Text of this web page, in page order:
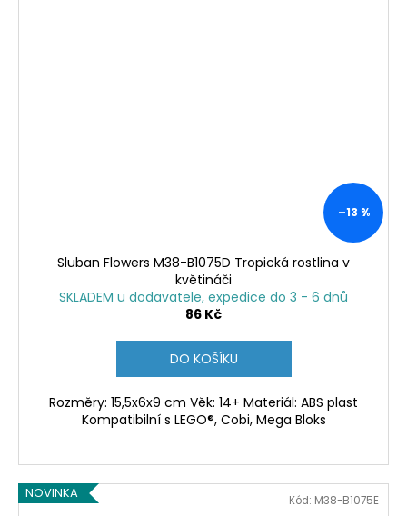
–13 %
Sluban Flowers M38-B1075D Tropická rostlina v
květináči
SKLADEM u dodavatele, expedice do 3 - 6 dnů
86 Kč
DO KOŠÍKU
Rozměry: 15,5x6x9 cm Věk: 14+ Materiál: ABS plast
Kompatibilní s LEGO®, Cobi, Mega Bloks
NOVINKA Kód: M38-B1075E